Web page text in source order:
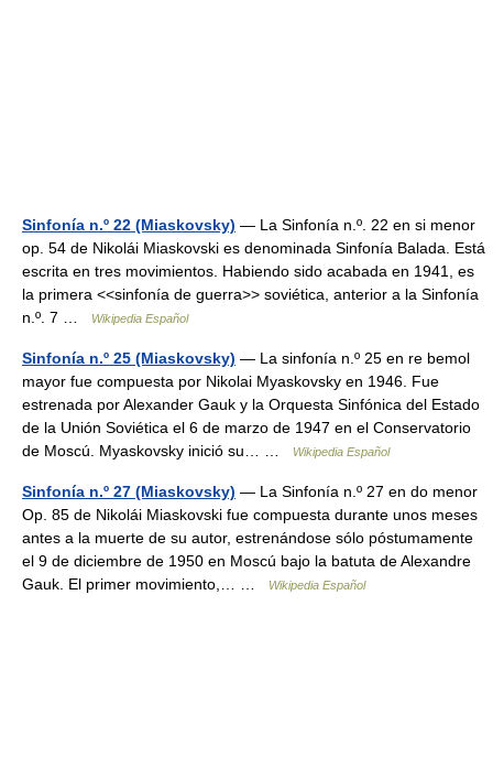
Sinfonía n.º 22 (Miaskovsky) — La Sinfonía n.º. 22 en si menor
op. 54 de Nikolái Miaskovski es denominada Sinfonía Balada. Está
escrita en tres movimientos. Habiendo sido acabada en 1941, es
la primera <<sinfonía de guerra>> soviética, anterior a la Sinfonía
n.º. 7 …
Wikipedia Español
Sinfonía n.º 25 (Miaskovsky) — La sinfonía n.º 25 en re bemol
mayor fue compuesta por Nikolai Myaskovsky en 1946. Fue
estrenada por Alexander Gauk y la Orquesta Sinfónica del Estado
de la Unión Soviética el 6 de marzo de 1947 en el Conservatorio
de Moscú. Myaskovsky inició su… …
Wikipedia Español
Sinfonía n.º 27 (Miaskovsky) — La Sinfonía n.º 27 en do menor
Op. 85 de Nikolái Miaskovski fue compuesta durante unos meses
antes a la muerte de su autor, estrenándose sólo póstumamente
el 9 de diciembre de 1950 en Moscú bajo la batuta de Alexandre
Gauk. El primer movimiento,… …
Wikipedia Español